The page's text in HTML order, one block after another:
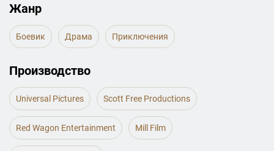
Жанр
Боевик Драма Приключения
Производство
Universal Pictures Scott Free Productions
Red Wagon Entertainment Mill Film